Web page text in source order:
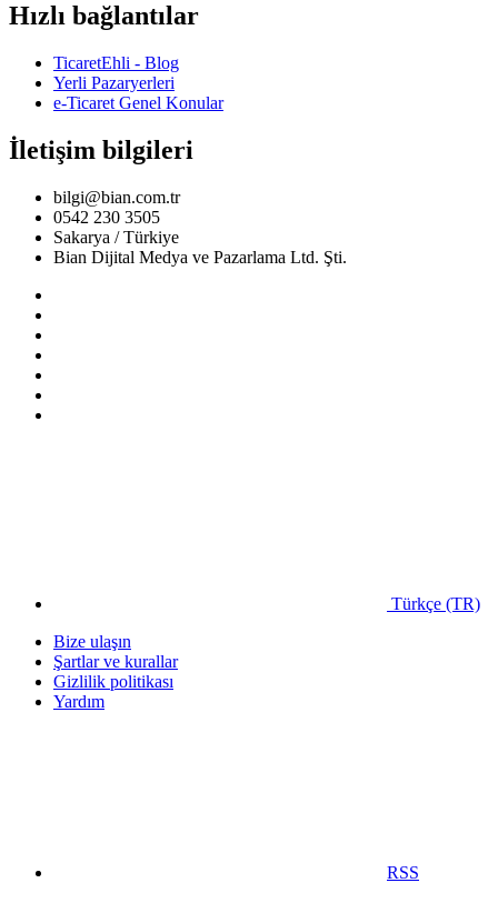
Hızlı bağlantılar
TicaretEhli - Blog
Yerli Pazaryerleri
e-Ticaret Genel Konular
İletişim bilgileri
bilgi@bian.com.tr
0542 230 3505
Sakarya / Türkiye
Bian Dijital Medya ve Pazarlama Ltd. Şti.
Türkçe (TR)
Bize ulaşın
Şartlar ve kurallar
Gizlilik politikası
Yardım
RSS